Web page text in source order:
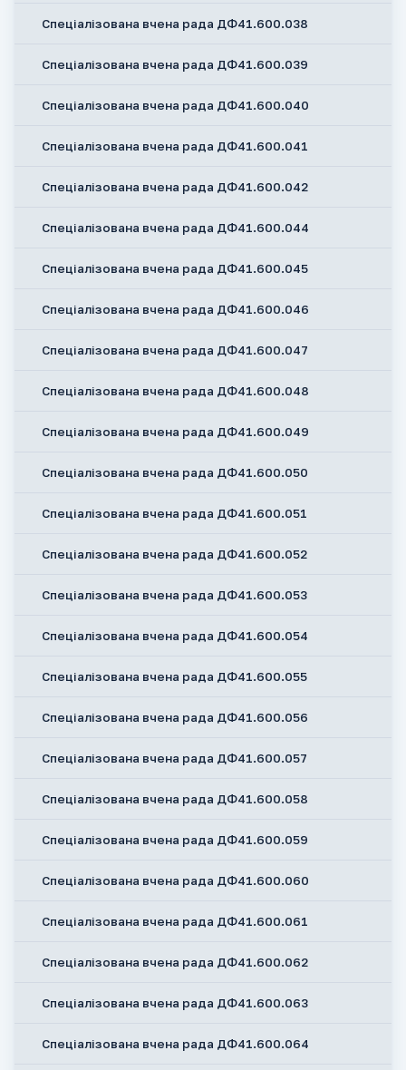
Спеціалізована вчена рада ДФ41.600.038
Спеціалізована вчена рада ДФ41.600.039
Спеціалізована вчена рада ДФ41.600.040
Спеціалізована вчена рада ДФ41.600.041
Спеціалізована вчена рада ДФ41.600.042
Спеціалізована вчена рада ДФ41.600.044
Спеціалізована вчена рада ДФ41.600.045
Спеціалізована вчена рада ДФ41.600.046
Спеціалізована вчена рада ДФ41.600.047
Спеціалізована вчена рада ДФ41.600.048
Спеціалізована вчена рада ДФ41.600.049
Спеціалізована вчена рада ДФ41.600.050
Спеціалізована вчена рада ДФ41.600.051
Спеціалізована вчена рада ДФ41.600.052
Спеціалізована вчена рада ДФ41.600.053
Спеціалізована вчена рада ДФ41.600.054
Спеціалізована вчена рада ДФ41.600.055
Спеціалізована вчена рада ДФ41.600.056
Спеціалізована вчена рада ДФ41.600.057
Спеціалізована вчена рада ДФ41.600.058
Спеціалізована вчена рада ДФ41.600.059
Спеціалізована вчена рада ДФ41.600.060
Спеціалізована вчена рада ДФ41.600.061
Спеціалізована вчена рада ДФ41.600.062
Спеціалізована вчена рада ДФ41.600.063
Спеціалізована вчена рада ДФ41.600.064